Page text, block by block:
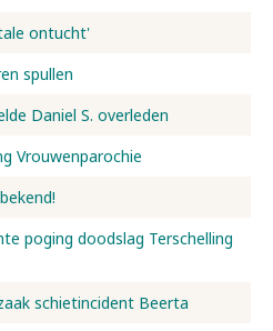
ontucht'
spullen
Daniel S. overleden
Vrouwenparochie
poging doodslag Terschelling
schietincident Beerta